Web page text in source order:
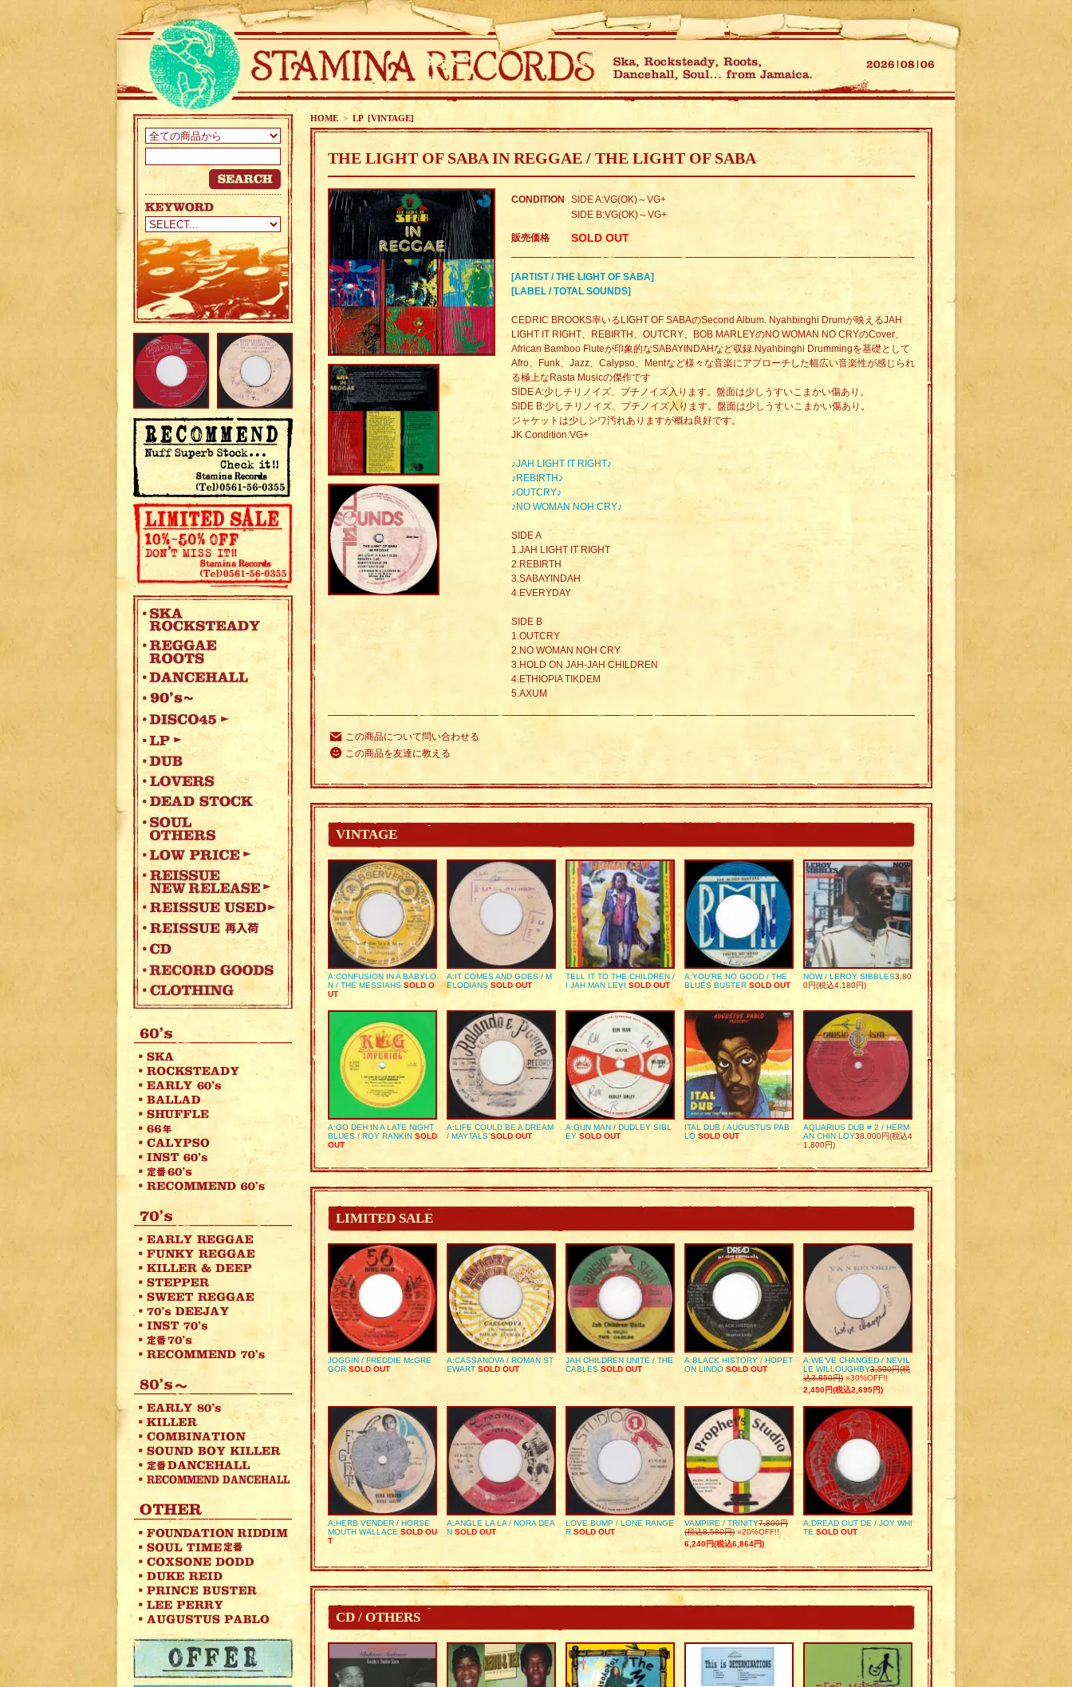
HOME > LP [VINTAGE]
THE LIGHT OF SABA IN REGGAE / THE LIGHT OF SABA
CONDITION
SIDE A:VG(OK)～VG+
SIDE B:VG(OK)～VG+
販売価格 SOLD OUT
[ARTIST / THE LIGHT OF SABA]
[LABEL / TOTAL SOUNDS]
CEDRIC BROOKS率いるLIGHT OF SABAのSecond Album. Nyahbinghi Drumが映えるJAH
LIGHT IT RIGHT、REBIRTH、OUTCRY、BOB MARLEYのNO WOMAN NO CRYのCover、
African Bamboo Fluteが印象的なSABAYINDAHなど収録.Nyahbinghi Drummingを基礎として
Afro、Funk、Jazz、Calypso、Mentなど様々な音楽にアプローチした幅広い音楽性が感じられ
る極上なRasta Musicの傑作です
SIDE A:少しチリノイズ、プチノイズ入ります。盤面は少しうすいこまかい傷あり。
SIDE B:少しチリノイズ、プチノイズ入ります。盤面は少しうすいこまかい傷あり。
ジャケットは少しシワ汚れありますが概ね良好です。
JK Condition:VG+
♪JAH LIGHT IT RIGHT♪
♪REBIRTH♪
♪OUTCRY♪
♪NO WOMAN NOH CRY♪
SIDE A
1.JAH LIGHT IT RIGHT
2.REBIRTH
3.SABAYINDAH
4.EVERYDAY
SIDE B
1.OUTCRY
2.NO WOMAN NOH CRY
3.HOLD ON JAH-JAH CHILDREN
4.ETHIOPIA TIKDEM
5.AXUM
この商品について問い合わせる
この商品を友達に教える
VINTAGE
A:CONFUSION IN A BABYLO
N / THE MESSIAHS SOLD O
UT
A:IT COMES AND GOES / M
ELODIANS SOLD OUT
TELL IT TO THE CHILDREN /
I JAH MAN LEVI SOLD OUT
A:YOU’RE NO GOOD / THE
BLUES BUSTER SOLD OUT
NOW / LEROY SIBBLES3,80
0円(税込4,180円)
A:GO DEH IN A LATE NIGHT
BLUES / ROY RANKIN SOLD
OUT
A:LIFE COULD BE A DREAM
/ MAYTALS SOLD OUT
A:GUN MAN / DUDLEY SIBL
EY SOLD OUT
ITAL DUB / AUGUSTUS PAB
LO SOLD OUT
AQUARIUS DUB # 2 / HERM
AN CHIN LOY38,000円(税込4
1,800円)
LIMITED SALE
JOGGIN / FREDDIE McGRE
GOR SOLD OUT
A:CASSANOVA / ROMAN ST
EWART SOLD OUT
JAH CHILDREN UNITE / THE
CABLES SOLD OUT
A:BLACK HISTORY / HOPET
ON LINDO SOLD OUT
A:WE’VE CHANGED / NEVIL
LE WILLOUGHBY3,500円(税
込3,850円) »30%OFF!!
2,450円(税込2,695円)
A:HERB VENDER / HORSE
MOUTH WALLACE SOLD OU
T
A:ANGLE LA LA / NORA DEA
N SOLD OUT
LOVE BUMP / LONE RANGE
R SOLD OUT
VAMPIRE / TRINITY7,800円
(税込8,580円) »20%OFF!!
6,240円(税込6,864円)
A:DREAD OUT DE / JOY WHI
TE SOLD OUT
CD / OTHERS